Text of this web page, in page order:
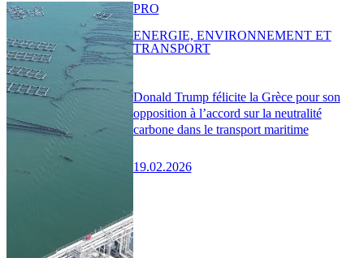
Donald Trump félicite la Grèce pour son
opposition à l’accord sur la neutralité
carbone dans le transport maritime
19.02.2026
PRO
ENERGIE, ENVIRONNEMENT ET
TRANSPORT